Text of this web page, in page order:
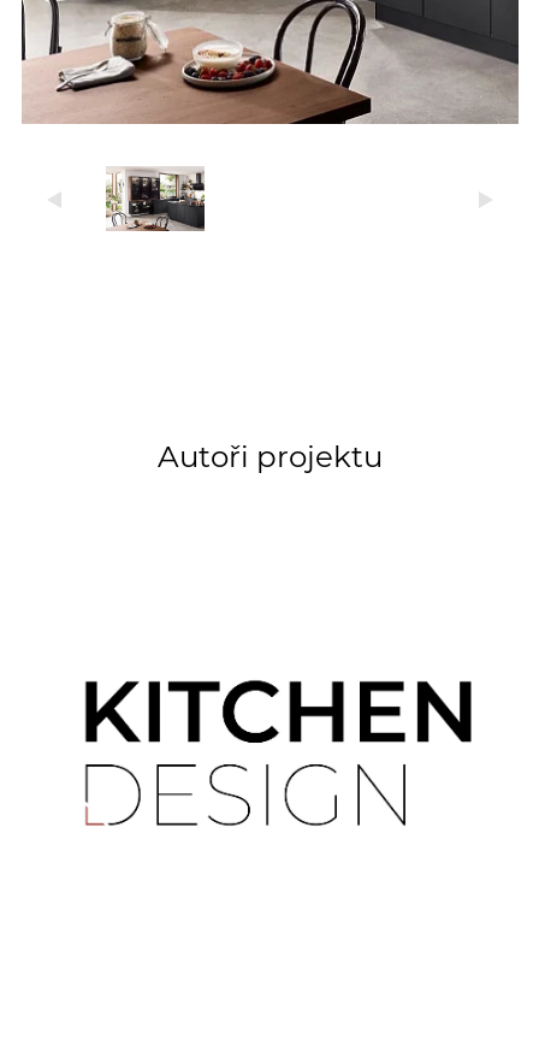
Autoři projektu